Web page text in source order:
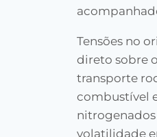
Tensões no
direto sobre
transporte
combustível
volatilidade